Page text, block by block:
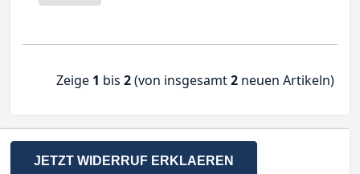
Zeige 1 bis 2(von insgesamt2 neuen Artikeln)
JETZT WIDERRUF ERKLAEREN